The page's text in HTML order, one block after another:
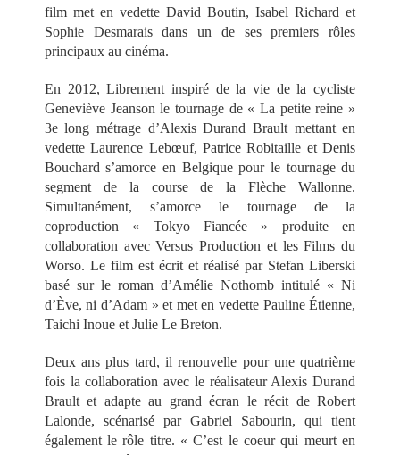
film met en vedette David Boutin, Isabel Richard et
Sophie Desmarais dans un de ses premiers rôles
principaux au cinéma.
En 2012, Librement inspiré de la vie de la cycliste
Geneviève Jeanson le tournage de « La petite reine »
3e long métrage d’Alexis Durand Brault mettant en
vedette Laurence Lebœuf, Patrice Robitaille et Denis
Bouchard s’amorce en Belgique pour le tournage du
segment de la course de la Flèche Wallonne.
Simultanément, s’amorce le tournage de la
coproduction « Tokyo Fiancée » produite en
collaboration avec Versus Production et les Films du
Worso. Le film est écrit et réalisé par Stefan Liberski
basé sur le roman d’Amélie Nothomb intitulé « Ni
d’Ève, ni d’Adam » et met en vedette Pauline Étienne,
Taichi Inoue et Julie Le Breton.
Deux ans plus tard, il renouvelle pour une quatrième
fois la collaboration avec le réalisateur Alexis Durand
Brault et adapte au grand écran le récit de Robert
Lalonde, scénarisé par Gabriel Sabourin, qui tient
également le rôle titre. « C’est le coeur qui meurt en